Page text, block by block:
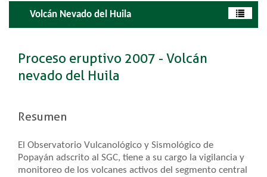
Volcán Nevado del Huila
Proceso eruptivo 2007 - Volcán
nevado del Huila
Resumen
El Observatorio Vulcanológico y Sismológico de
Popayán adscrito al SGC, tiene a su cargo la vigilancia y
monitoreo de los volcanes activos del segmento central